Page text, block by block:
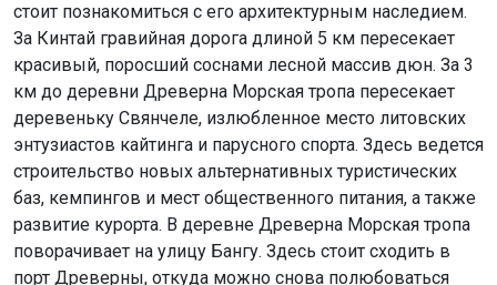
стоит познакомиться с его архитектурным наследием.
За Кинтай гравийная дорога длиной 5 км пересекает
красивый, поросший соснами лесной массив дюн. За 3
км до деревни Древерна Морская тропа пересекает
деревеньку Свянчеле, излюбленное место литовских
энтузиастов кайтинга и парусного спорта. Здесь ведется
строительство новых альтернативных туристических
баз, кемпингов и мест общественного питания, а также
развитие курорта. В деревне Древерна Морская тропа
поворачивает на улицу Бангу. Здесь стоит сходить в
порт Древерны, откуда можно снова полюбоваться